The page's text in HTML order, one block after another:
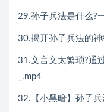
29.孙子兵法是什么?
30.揭开孙子兵法的
31.文言文太繁琐?通
_.mp4
32.【小黑暗】孙子